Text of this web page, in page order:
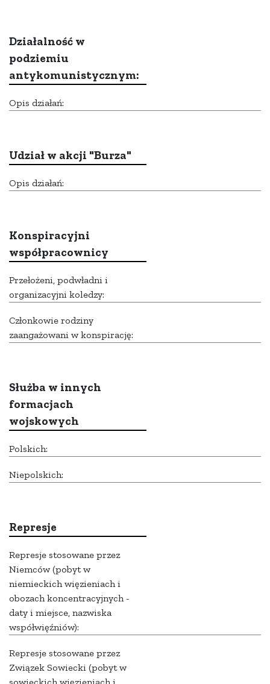
Działalność w
podziemiu
antykomunistycznym:
Opis działań:
Udział w akcji "Burza"
Opis działań:
Konspiracyjni
współpracownicy
Przełożeni, podwładni i
organizacyjni koledzy:
Członkowie rodziny
zaangażowani w konspirację:
Służba w innych
formacjach
wojskowych
Polskich:
Niepolskich:
Represje
Represje stosowane przez
Niemców (pobyt w
niemieckich więzieniach i
obozach koncentracyjnych -
daty i miejsce, nazwiska
współwięźniów):
Represje stosowane przez
Związek Sowiecki (pobyt w